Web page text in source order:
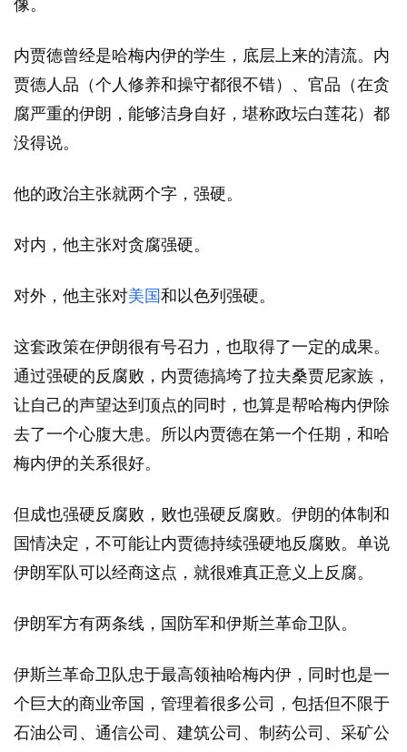
像。
内贾德曾经是哈梅内伊的学生，底层上来的清流。内
贾德人品（个人修养和操守都很不错）、官品（在贪
腐严重的伊朗，能够洁身自好，堪称政坛白莲花）都
没得说。
他的政治主张就两个字，强硬。
对内，他主张对贪腐强硬。
对外，他主张对美国和以色列强硬。
这套政策在伊朗很有号召力，也取得了一定的成果。
通过强硬的反腐败，内贾德搞垮了拉夫桑贾尼家族，
让自己的声望达到顶点的同时，也算是帮哈梅内伊除
去了一个心腹大患。所以内贾德在第一个任期，和哈
梅内伊的关系很好。
但成也强硬反腐败，败也强硬反腐败。伊朗的体制和
国情决定，不可能让内贾德持续强硬地反腐败。单说
伊朗军队可以经商这点，就很难真正意义上反腐。
伊朗军方有两条线，国防军和伊斯兰革命卫队。
伊斯兰革命卫队忠于最高领袖哈梅内伊，同时也是一
个巨大的商业帝国，管理着很多公司，包括但不限于
石油公司、通信公司、建筑公司、制药公司、采矿公